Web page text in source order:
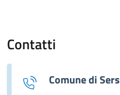
Contatti
Comune di